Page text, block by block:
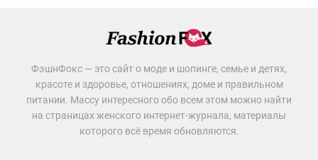
ФэшнФокс — это сайт о моде и шопинге, семье и детях,
красоте и здоровье, отношениях, доме и правильном
питании. Массу интересного обо всем этом можно найти
на страницах женского интернет-журнала, материалы
которого всё время обновляются.